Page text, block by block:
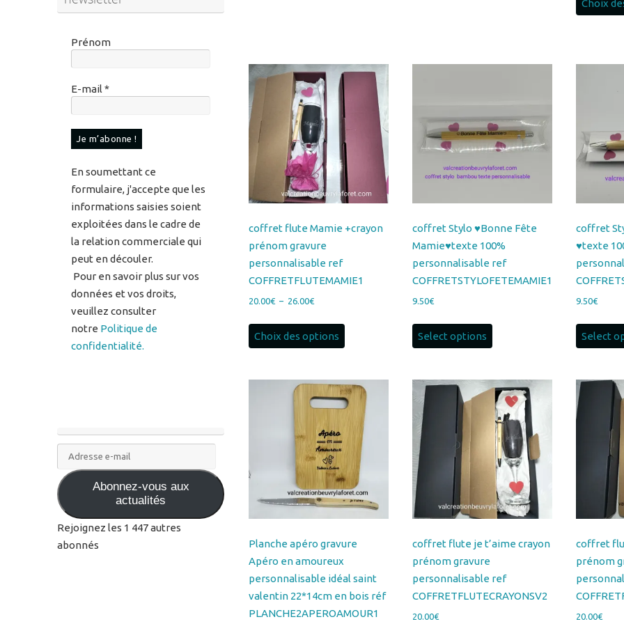
Choix
coffret flute Mamie +crayon
prénom gravure
personnalisable ref
COFFRETFLUTEMAMIE1
20.00€ – 26.00€Plage
Choix des options
variations.
Les
options
peuvent
être
choisies
sur
du
coffret Stylo ♥Bonne Fête
Mamie♥texte 100%
personnalisable ref
COFFRETSTYLOFETEMAMIE1
9.50€
Select options
coffret
♥texte
9.50€
Select
Planche apéro gravure
Apéro en amoureux
personnalisable idéal saint
valentin 22*14cm en bois réf
PLANCHE2APEROAMOUR1
coffret flute je t’aime crayon
prénom gravure
personnalisable ref
COFFRETFLUTECRAYONSV2
20.00€
coffret
prénom
20.00€
Prénom
E-mail *
En soumettant ce
formulaire, j'accepte que les
informations saisies soient
exploitées dans le cadre de
la relation commerciale qui
peut en découler.
Pour en savoir plus sur vos
données et vos droits,
veuillez consulter
notre Politique de
confidentialité.
Adresse
e-
mail
Abonnez-vous aux
actualités
Rejoignez les 1 447 autres
abonnés